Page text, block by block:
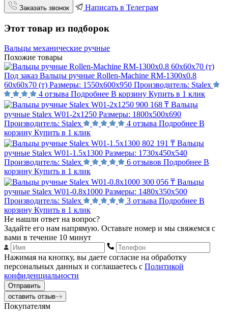
Заказать звонок Написать в Телеграм
Этот товар из подборок
Вальцы механические ручные
Похожие товары
Под заказ Вальцы ручные Rollen-Machine RM-1300х0.8
60х60х70 (т) Размеры: 1550х600х950 Производитель: Stalex
4 отзыва Подробнее В корзину Купить в 1 клик
900 168 ₸ Вальцы
ручные Stalex W01-2х1250 Размеры: 1800х500х690
Производитель: Stalex 4 отзыва Подробнее В
корзину Купить в 1 клик
802 191 ₸ Вальцы
ручные Stalex W01-1.5х1300 Размеры: 1730х450х540
Производитель: Stalex 6 отзывов Подробнее В
корзину Купить в 1 клик
300 056 ₸ Вальцы
ручные Stalex W01-0.8х1000 Размеры: 1480х350х500
Производитель: Stalex 3 отзыва Подробнее В
корзину Купить в 1 клик
Не нашли ответ на вопрос?
Задайте его нам напрямую. Оставьте номер и мы свяжемся с
вами в течение 10 минут
Нажимая на кнопку, вы даете согласие на обработку
персональных данных и соглашаетесь с Политикой
конфиденциальности
Отправить
оставить отзыв
Покупателям